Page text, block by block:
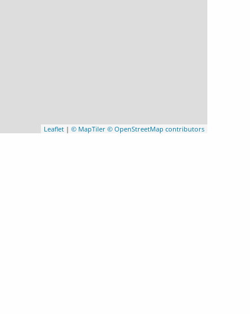
Leaflet | © MapTiler © OpenStreetMap contributors